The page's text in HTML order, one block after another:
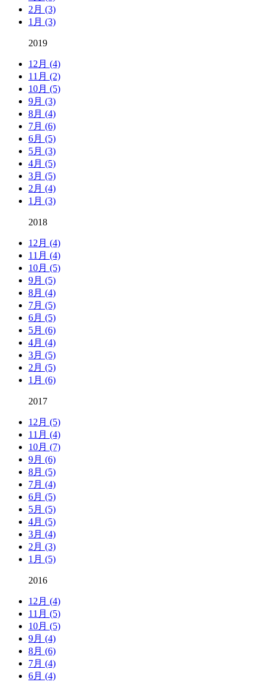
2月 (3)
1月 (3)
2019
12月 (4)
11月 (2)
10月 (5)
9月 (3)
8月 (4)
7月 (6)
6月 (5)
5月 (3)
4月 (5)
3月 (5)
2月 (4)
1月 (3)
2018
12月 (4)
11月 (4)
10月 (5)
9月 (5)
8月 (4)
7月 (5)
6月 (5)
5月 (6)
4月 (4)
3月 (5)
2月 (5)
1月 (6)
2017
12月 (5)
11月 (4)
10月 (7)
9月 (6)
8月 (5)
7月 (4)
6月 (5)
5月 (5)
4月 (5)
3月 (4)
2月 (3)
1月 (5)
2016
12月 (4)
11月 (5)
10月 (5)
9月 (4)
8月 (6)
7月 (4)
6月 (4)